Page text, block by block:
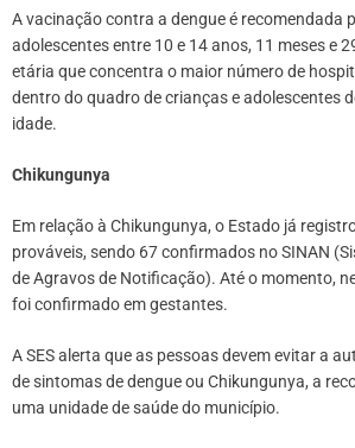
A vacinação contra a dengue é recomendada
adolescentes entre 10 e 14 anos, 11 meses e
etária que concentra o maior número de
dentro do quadro de crianças e adolescentes
idade.
Chikungunya
Em relação à Chikungunya, o Estado já
prováveis, sendo 67 confirmados no SINAN
de Agravos de Notificação). Até o momento,
foi confirmado em gestantes.
A SES alerta que as pessoas devem evitar a
de sintomas de dengue ou Chikungunya, a
uma unidade de saúde do município.